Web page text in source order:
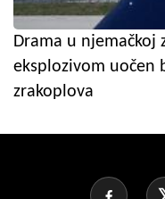
Drama u njemačkoj
eksplozivom uočen
zrakoplova